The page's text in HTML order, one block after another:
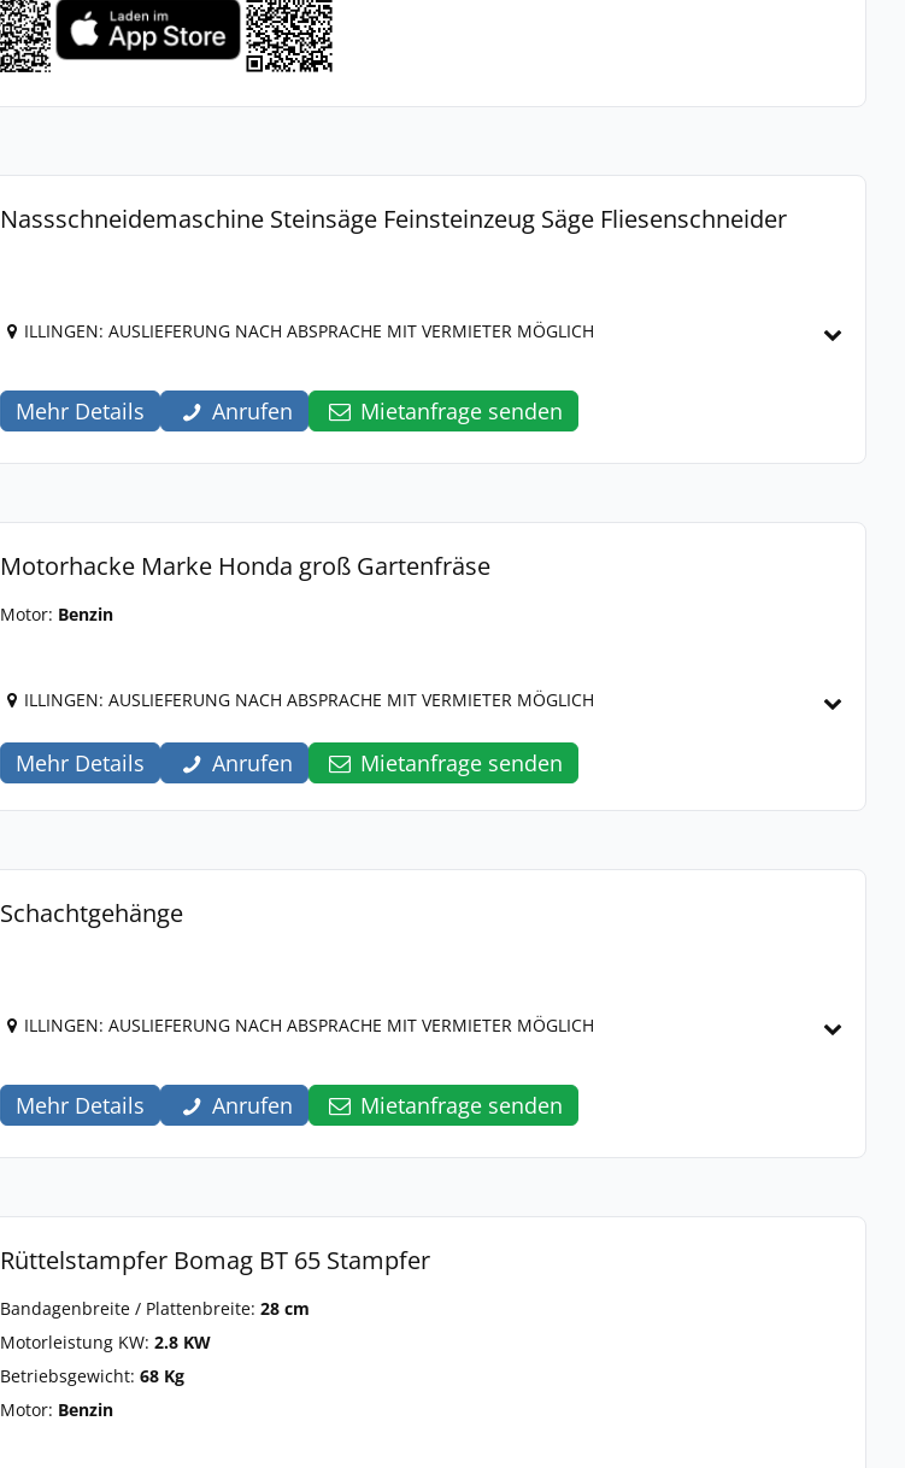
Nassschneidemaschine Steinsäge Feinsteinzeug Säge Fliesenschneider
ILLINGEN: AUSLIEFERUNG NACH ABSPRACHE MIT VERMIETER MÖGLICH
Mehr Details Anrufen Mietanfrage senden
Motorhacke Marke Honda groß Gartenfräse
Motor: Benzin
ILLINGEN: AUSLIEFERUNG NACH ABSPRACHE MIT VERMIETER MÖGLICH
Mehr Details Anrufen Mietanfrage senden
Schachtgehänge
ILLINGEN: AUSLIEFERUNG NACH ABSPRACHE MIT VERMIETER MÖGLICH
Mehr Details Anrufen Mietanfrage senden
Rüttelstampfer Bomag BT 65 Stampfer
Bandagenbreite / Plattenbreite: 28 cm
Motorleistung KW: 2.8 KW
Betriebsgewicht: 68 Kg
Motor: Benzin